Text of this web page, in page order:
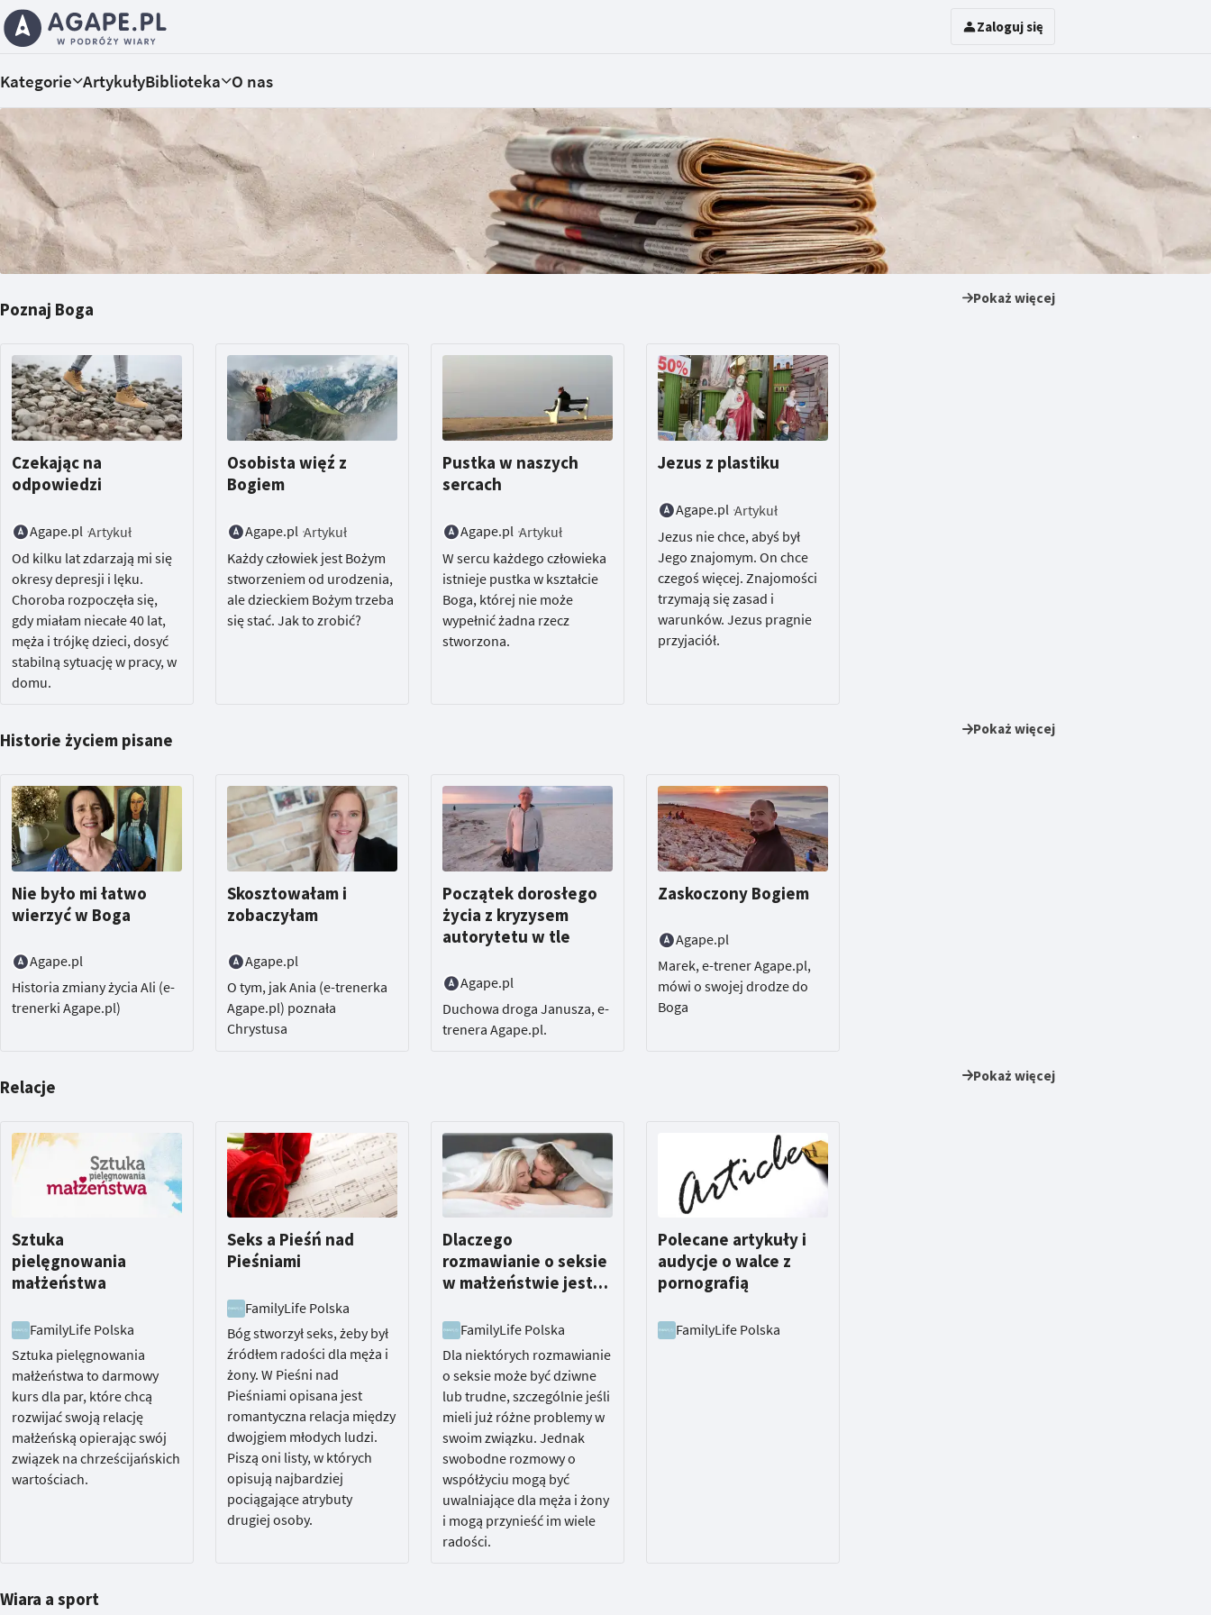
Zaloguj się
Kategorie ArtykułyBiblioteka O nas
Poznaj Boga
Pokaż więcej
Czekając na
odpowiedzi
Agape.pl Artykuł
Od kilku lat zdarzają mi się
okresy depresji i lęku.
Choroba rozpoczęła się,
gdy miałam niecałe 40 lat,
męża i trójkę dzieci, dosyć
stabilną sytuację w pracy, w
domu.
Osobista więź z
Bogiem
Agape.pl Artykuł
Każdy człowiek jest Bożym
stworzeniem od urodzenia,
ale dzieckiem Bożym trzeba
się stać. Jak to zrobić?
Pustka w naszych
sercach
Agape.pl Artykuł
W sercu każdego człowieka
istnieje pustka w kształcie
Boga, której nie może
wypełnić żadna rzecz
stworzona.
Jezus z plastiku
Agape.pl Artykuł
Jezus nie chce, abyś był
Jego znajomym. On chce
czegoś więcej. Znajomości
trzymają się zasad i
warunków. Jezus pragnie
przyjaciół.
Historie życiem pisane
Pokaż więcej
Nie było mi łatwo
wierzyć w Boga
Agape.pl
Historia zmiany życia Ali (e-
trenerki Agape.pl)
Skosztowałam i
zobaczyłam
Agape.pl
O tym, jak Ania (e-trenerka
Agape.pl) poznała
Chrystusa
Początek dorosłego
życia z kryzysem
autorytetu w tle
Agape.pl
Duchowa droga Janusza, e-
trenera Agape.pl.
Zaskoczony Bogiem
Agape.pl
Marek, e-trener Agape.pl,
mówi o swojej drodze do
Boga
Relacje
Pokaż więcej
Sztuka
pielęgnowania
małżeństwa
FamilyLife Polska
Sztuka pielęgnowania
małżeństwa to darmowy
kurs dla par, które chcą
rozwijać swoją relację
małżeńską opierając swój
związek na chrześcijańskich
wartościach.
Seks a Pieśń nad
Pieśniami
FamilyLife Polska
Bóg stworzył seks, żeby był
źródłem radości dla męża i
żony. W Pieśni nad
Pieśniami opisana jest
romantyczna relacja między
dwojgiem młodych ludzi.
Piszą oni listy, w których
opisują najbardziej
pociągające atrybuty
drugiej osoby.
Dlaczego
rozmawianie o seksie
w małżeństwie jest
FamilyLife Polska
Dla niektórych rozmawianie
o seksie może być dziwne
lub trudne, szczególnie jeśli
mieli już różne problemy w
swoim związku. Jednak
swobodne rozmowy o
współżyciu mogą być
uwalniające dla męża i żony
i mogą przynieść im wiele
radości.
Polecane artykuły i
audycje o walce z
pornografią
FamilyLife Polska
Wiara a sport